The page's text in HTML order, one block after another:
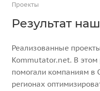
Проекты
Результат
Реализованные
Kommutator.net. В
помогали компаниям в
регионах